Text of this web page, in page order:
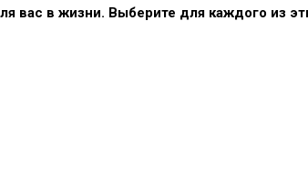
вас в жизни. Выберите для каждого из